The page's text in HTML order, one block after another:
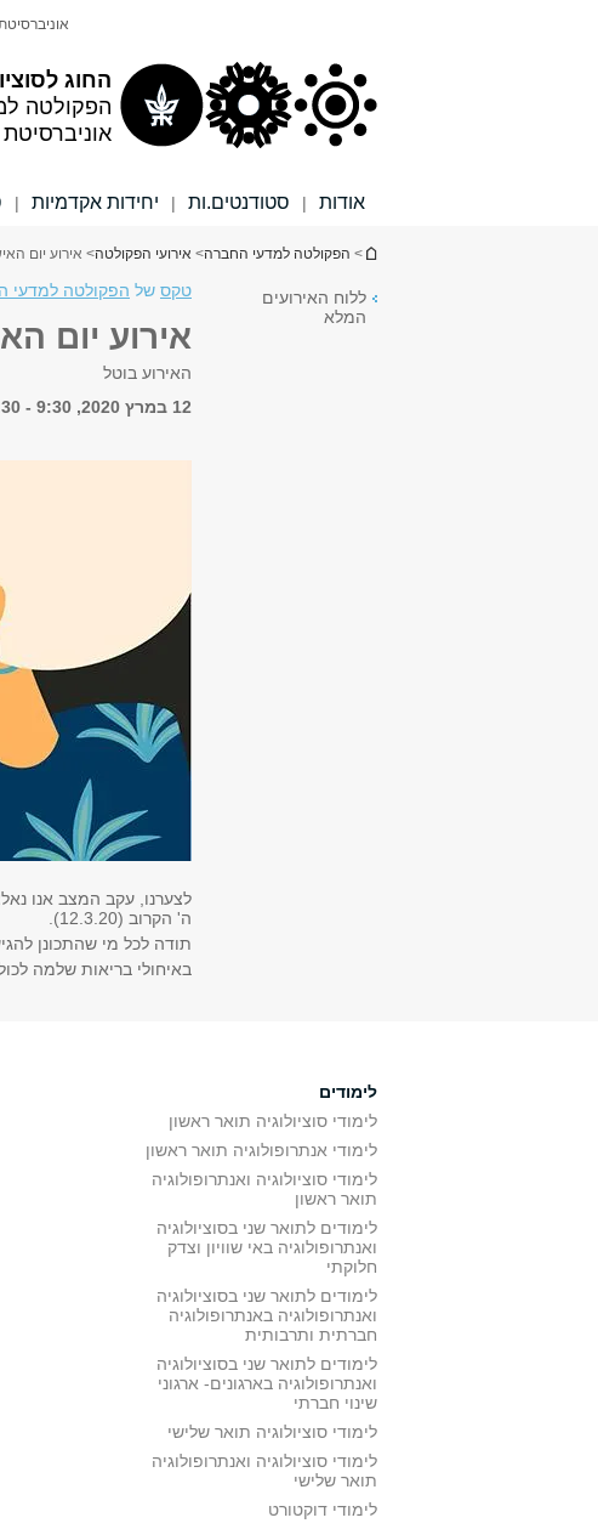
החוג
הפקולטה
אודות | סטודנטים.ות | יחידות אקדמיות |
הינך נמצא כאן
> הפקולטה למדעי החברה> אירועי הפקולטה> אירוע יום
ללוח האירועים
המלא
טקס של הפקולטה למדעי
אירוע יום
האירוע בוטל
12 במרץ 2020, 9:30 - 11:30
לצערנו, עקב המצב אנו
ה' הקרוב (12.3.20).
תודה לכל מי שהתכונן
באיחולי בריאות שלמה
לימודים
לימודי סוציולוגיה תואר ראשון
לימודי אנתרופולוגיה תואר ראשון
לימודי סוציולוגיה ואנתרופולוגיה
תואר ראשון
לימודים לתואר שני בסוציולוגיה
ואנתרופולוגיה באי שוויון וצדק
חלוקתי
לימודים לתואר שני בסוציולוגיה
ואנתרופולוגיה באנתרופולוגיה
חברתית ותרבותית
לימודים לתואר שני בסוציולוגיה
ואנתרופולוגיה בארגונים- ארגוני
שינוי חברתי
לימודי סוציולוגיה תואר שלישי
לימודי סוציולוגיה ואנתרופולוגיה
תואר שלישי
לימודי דוקטורט